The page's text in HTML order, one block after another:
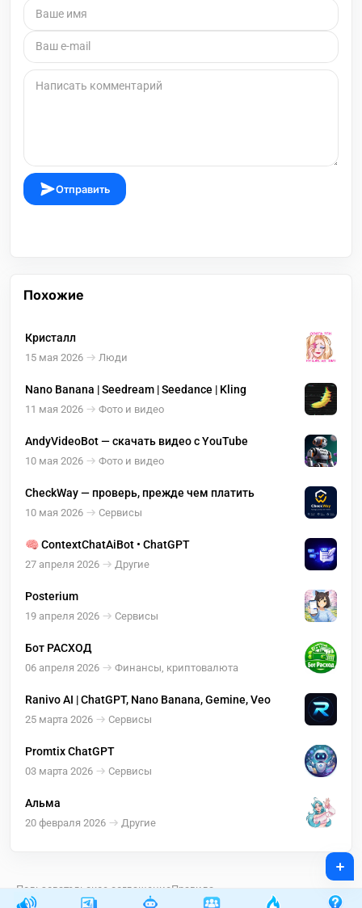
Отправить
Похожие
Кристалл
15 мая 2026 Люди
Nano Banana | Seedream | Seedance | Kling
11 мая 2026 Фото и видео
AndyVideoBot — скачать видео с YouTube
10 мая 2026 Фото и видео
CheckWay — проверь, прежде чем платить
10 мая 2026 Сервисы
🧠 ContextChatAiBot • ChatGPT
27 апреля 2026 Другие
Posterium
19 апреля 2026 Сервисы
Бот РАСХОД
06 апреля 2026 Финансы, криптовалюта
Ranivo AI | ChatGPT, Nano Banana, Gemine, Veo
25 марта 2026 Сервисы
Promtix ChatGPT
03 марта 2026 Сервисы
Альма
20 февраля 2026 Другие
Пользовательское соглашениеПравила
+